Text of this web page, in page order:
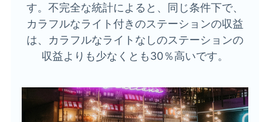
す。不完全な統計によると、同じ条件下で、
カラフルなライト付きのステーションの収益
は、カラフルなライトなしのステーションの
収益よりも少なくとも30％高いです。